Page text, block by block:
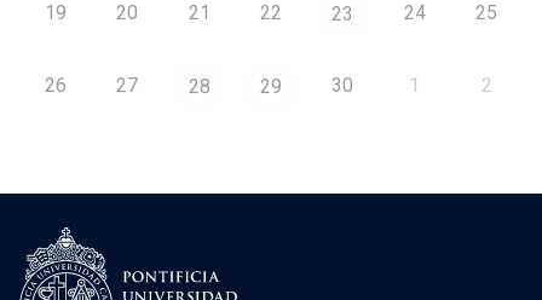
19 20 21 22 23 24 25
26 27 28 29 30 1 2